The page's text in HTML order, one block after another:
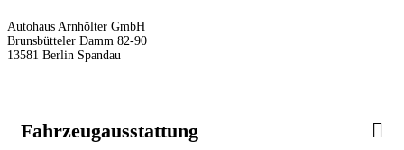
Autohaus Arnhölter GmbH
Brunsbütteler Damm 82-90
13581 Berlin Spandau
Fahrzeugausstattung